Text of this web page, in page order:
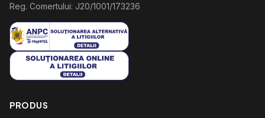
Reg. Comertului: J20/1001/173236
PRODUS